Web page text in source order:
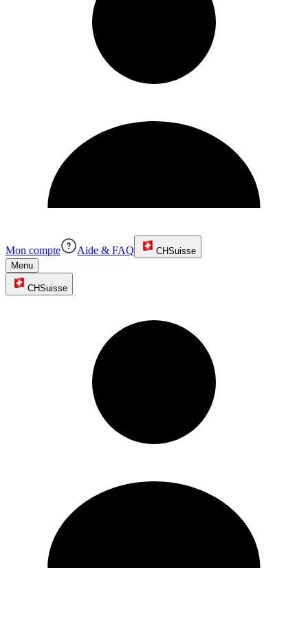
Mon compte Aide & FAQ CHSuisse
Menu
CHSuisse